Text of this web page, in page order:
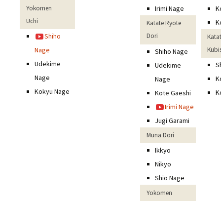
Yokomen
Uchi
Shiho
Nage
Udekime
Nage
Kokyu Nage
Irimi Nage
Katate Ryote
Dori
Shiho Nage
Udekime
Nage
Kote Gaeshi
Irimi Nage
Jugi Garami
Muna Dori
Ikkyo
Nikyo
Shio Nage
Yokomen